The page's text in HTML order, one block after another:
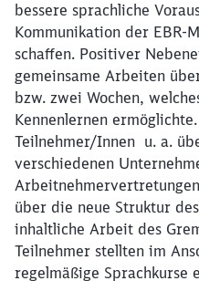
bessere sprachliche
Kommunikation der EBR-
schaffen. Positiver
gemeinsame Arbeiten
bzw. zwei Wochen,
Kennenlernen
Teilnehmer/Innen u. a.
verschiedenen
über die neue Struktur
inhaltliche Arbeit des
Teilnehmer stellten im
regelmäßige Sprachkurse